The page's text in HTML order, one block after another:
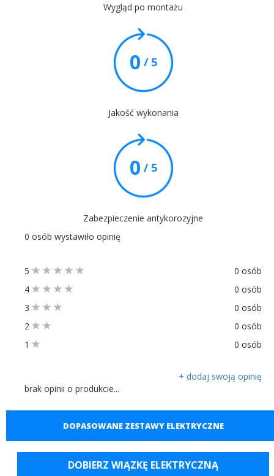
Wygląd po montażu
0 / 5
Jakość wykonania
0 / 5
Zabezpieczenie antykorozyjne
0 osób wystawiło opinię
5
0 osób
4
0 osób
3
0 osób
2
0 osób
1
0 osób
+ dodaj swoją opinię
brak opinii o produkcie...
DOPASOWANE ZESTAWY ELEKTRYCZNE
DOBIERZ WIĄZKĘ ELEKTRYCZNĄ